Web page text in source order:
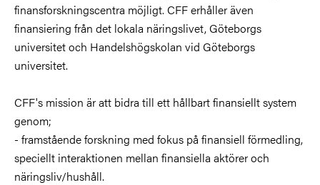
finansforskningscentra möjligt. CFF erhåller även
finansiering från det lokala näringslivet, Göteborgs
universitet och Handelshögskolan vid Göteborgs
universitet.
CFF's mission är att bidra till ett hållbart finansiellt system
genom;
- framstående forskning med fokus på finansiell förmedling,
speciellt interaktionen mellan finansiella aktörer och
näringsliv/hushåll.